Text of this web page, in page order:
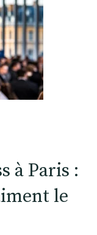
à Paris :
le